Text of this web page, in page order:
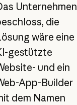
Unternehmen
die
wäre eine
gestützte
und ein
App-Builder
dem Namen